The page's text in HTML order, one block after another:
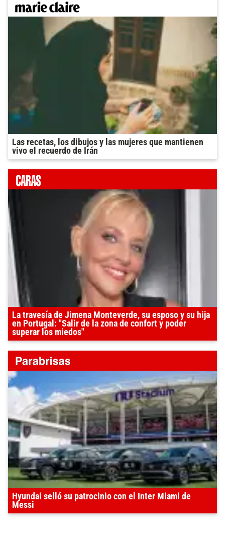
Las recetas, los dibujos y las mujeres que mantienen
vivo el recuerdo de Irán
La travesía de Jimena Monteverde, su esposo y su hija
en Portugal: "Salir de la zona de confort y poder
superar los miedos"
Hyundai selló su patrocinio con el Inter Miami de
Messi